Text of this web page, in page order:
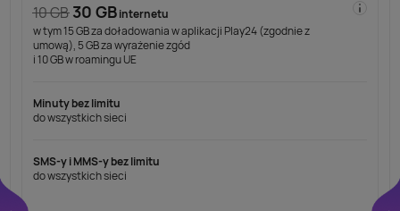
10 GB 30 GBinternetu
w tym 15 GB za doładowania w aplikacji Play24 (zgodnie z
umową), 5 GB za wyrażenie zgód
i 10 GB w roamingu UE
Minuty bez limitu
do wszystkich sieci
SMS-y i MMS-y bez limitu
do wszystkich sieci